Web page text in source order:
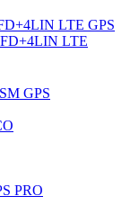
LTE GPS
LTE
GPS
PRO